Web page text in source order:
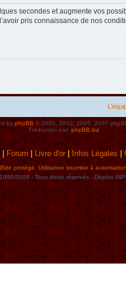
secondes et augmente vos
pris connaissance de nos
byphpBB© 2000, 2002, 2005, 2007
Traduction par:phpBB.biz
| Forum|Livre d'or|Infos Lègales|
Site protégé. Utilisation soumise à
2009 - Tous droits rèservès - Dèpôts